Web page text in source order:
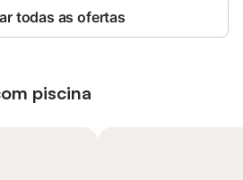
todas as ofertas
piscina